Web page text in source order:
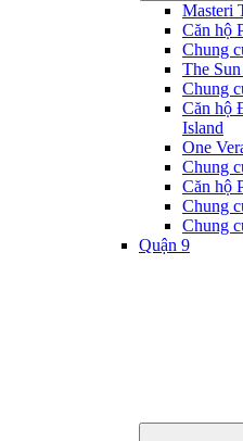
Masteri
Căn hộ
Chung
The
Chung
Căn hộ
Island
One
Chung
Căn hộ
Chung
Chung
Quận 9